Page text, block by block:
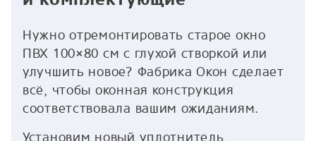
Нужно отремонтировать старое окно
ПВХ 100×80 см с глухой створкой или
улучшить новое? Фабрика Окон сделает
всё, чтобы оконная конструкция
соответствовала вашим ожиданиям.
Установим новый уплотнитель,